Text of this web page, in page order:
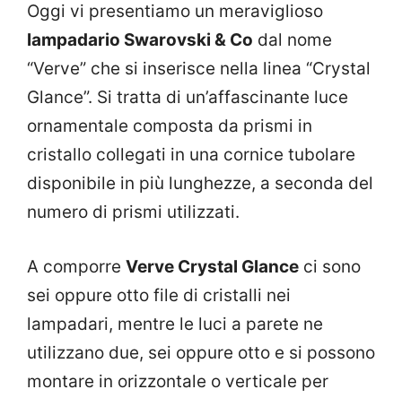
Oggi vi presentiamo un meraviglioso
lampadario Swarovski & Co dal nome
“Verve” che si inserisce nella linea “Crystal
Glance”. Si tratta di un’affascinante luce
ornamentale composta da prismi in
cristallo collegati in una cornice tubolare
disponibile in più lunghezze, a seconda del
numero di prismi utilizzati.
A comporre Verve Crystal Glance ci sono
sei oppure otto file di cristalli nei
lampadari, mentre le luci a parete ne
utilizzano due, sei oppure otto e si possono
montare in orizzontale o verticale per